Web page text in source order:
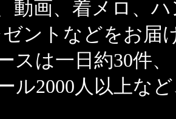
動画、着メロ、
ントなどをお届
スは一日約30件
ル2000人以上な